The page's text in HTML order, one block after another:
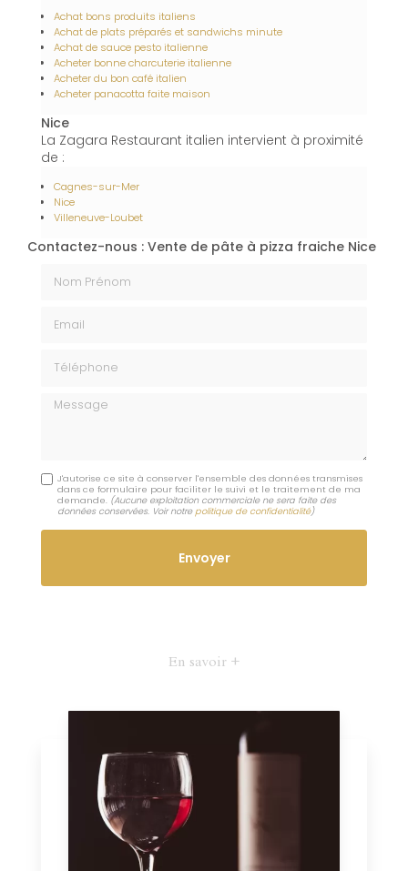
Achat bons produits italiens
Achat de plats préparés et sandwichs minute
Achat de sauce pesto italienne
Acheter bonne charcuterie italienne
Acheter du bon café italien
Acheter panacotta faite maison
Nice
La Zagara Restaurant italien intervient à proximité
de :
Cagnes-sur-Mer
Nice
Villeneuve-Loubet
Contactez-nous : Vente de pâte à pizza fraiche Nice
Message
J'autorise ce site à conserver l'ensemble des données transmises
dans ce formulaire pour faciliter le suivi et le traitement de ma
demande. (Aucune exploitation commerciale ne sera faite des
données conservées. Voir notre politique de confidentialité)
En savoir +